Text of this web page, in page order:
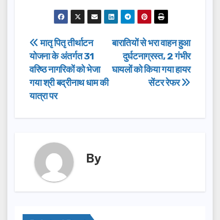
a
c
e
b
o
o
k
a
st
o
d
o
n
m
ail
h
ar
e
Post
navigation
बारातियों से भरा वाहन हुआ
दुर्घटनाग्रस्त, 2 गंभीर
घायलों को किया गया हायर
सेंटर रेफर
मातृ पितृ तीर्थाटन
योजना के अंतर्गत 31
वरिष्ठ नागरिकों को भेजा
गया श्री बद्रीनाथ धाम की
यात्रा पर
By